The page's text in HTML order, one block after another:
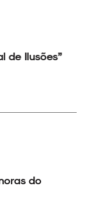
de Ilusões”
do